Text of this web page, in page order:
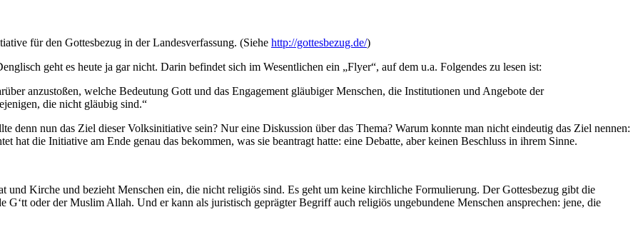
für den Gottesbezug in der Landesverfassung. (Siehe http://gottesbezug.de/)
geht es heute ja gar nicht. Darin befindet sich im Wesentlichen ein „Flyer“, auf dem u.a. Folgendes zu lesen ist:
anzustoßen, welche Bedeutung Gott und das Engagement gläubiger Menschen, die Institutionen und Angebote der
die nicht gläubig sind.“
denn nun das Ziel dieser Volksinitiative sein? Nur eine Diskussion über das Thema? Warum konnte man nicht eindeutig das Ziel nennen:
hat die Initiative am Ende genau das bekommen, was sie beantragt hatte: eine Debatte, aber keinen Beschluss in ihrem Sinne.
und Kirche und bezieht Menschen ein, die nicht religiös sind. Es geht um keine kirchliche Formulierung. Der Gottesbezug gibt die
G‘tt oder der Muslim Allah. Und er kann als juristisch geprägter Begriff auch religiös ungebundene Menschen ansprechen: jene, die